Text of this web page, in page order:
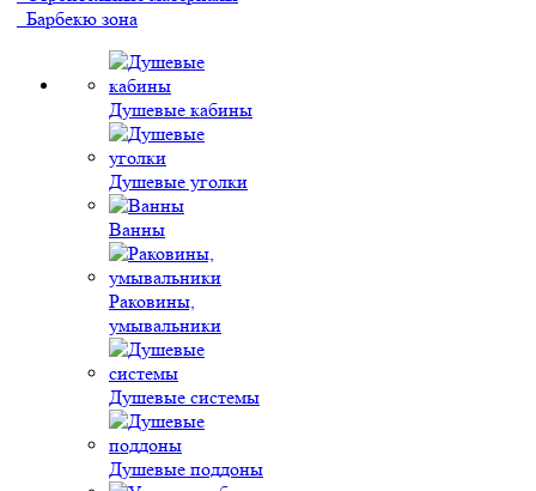
Барбекю зона
Душевые кабины
Душевые уголки
Ванны
Раковины,
умывальники
Душевые системы
Душевые поддоны